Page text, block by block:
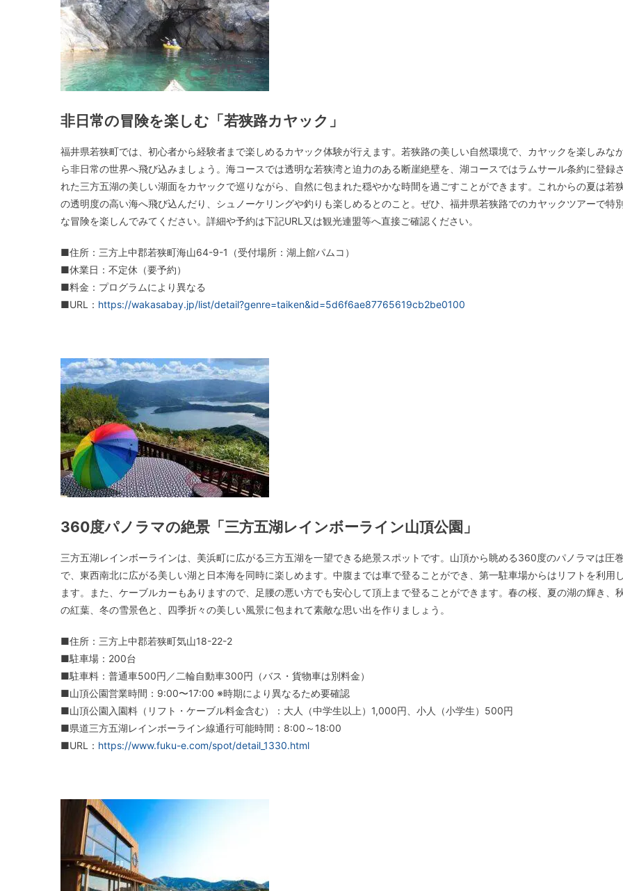
非日常の冒険を楽しむ「若狭路カヤック」
福井県若狭町では、初心者から経験者まで楽しめるカヤック体験が行えます。若狭路の美しい自然環境で、カヤックを楽しみな
ら非日常の世界へ飛び込みましょう。海コースでは透明な若狭湾と迫力のある断崖絶壁を、湖コースではラムサール条約に登録
れた三方五湖の美しい湖面をカヤックで巡りながら、自然に包まれた穏やかな時間を過ごすことができます。これからの夏は若
の透明度の高い海へ飛び込んだり、シュノーケリングや釣りも楽しめるとのこと。ぜひ、福井県若狭路でのカヤックツアーで特
な冒険を楽しんでみてください。詳細や予約は下記URL又は観光連盟等へ直接ご確認ください。
■住所：三方上中郡若狭町海山64-9-1（受付場所：湖上館パムコ）
■休業日：不定休（要予約）
■料金：プログラムにより異なる
■URL： https://wakasabay.jp/list/detail?genre=taiken&id=5d6f6ae87765619cb2be0100
360度パノラマの絶景「三方五湖レインボーライン山頂公園」
三方五湖レインボーラインは、美浜町に広がる三方五湖を一望できる絶景スポットです。山頂から眺める360度のパノラマは圧
で、東西南北に広がる美しい湖と日本海を同時に楽しめます。中腹までは車で登ることができ、第一駐車場からはリフトを利用
ます。また、ケーブルカーもありますので、足腰の悪い方でも安心して頂上まで登ることができます。春の桜、夏の湖の輝き、
の紅葉、冬の雪景色と、四季折々の美しい風景に包まれて素敵な思い出を作りましょう。
■住所：三方上中郡若狭町気山18-22-2
■駐車場：200台
■駐車料：普通車500円／二輪自動車300円（バス・貨物車は別料金）
■山頂公園営業時間：9:00〜17:00 ※時期により異なるため要確認
■山頂公園入園料（リフト・ケーブル料金含む）：大人（中学生以上）1,000円、小人（小学生）500円
■県道三方五湖レインボーライン線通行可能時間：8:00～18:00
■URL： https://www.fuku-e.com/spot/detail_1330.html